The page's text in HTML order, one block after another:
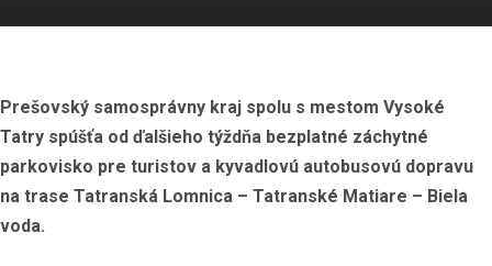
Prešovský samosprávny kraj spolu s mestom Vysoké
Tatry spúšťa od ďalšieho týždňa bezplatné záchytné
parkovisko pre turistov a kyvadlovú autobusovú dopravu
na trase Tatranská Lomnica – Tatranské Matiare – Biela
voda.